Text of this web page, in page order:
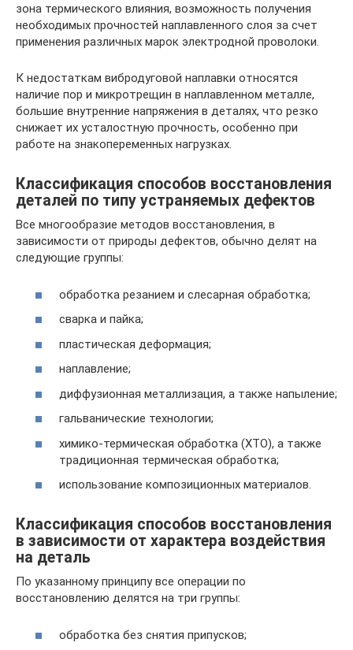
зона термического влияния, возможность получения
необходимых прочностей наплавленного слоя за счет
применения различных марок электродной проволоки.
К недостаткам вибродуговой наплавки относятся
наличие пор и микротрещин в наплавленном металле,
большие внутренние напряжения в деталях, что резко
снижает их усталостную прочность, особенно при
работе на знакопеременных нагрузках.
Классификация способов восстановления
деталей по типу устраняемых дефектов
Все многообразие методов восстановления, в
зависимости от природы дефектов, обычно делят на
следующие группы:
обработка резанием и слесарная обработка;
сварка и пайка;
пластическая деформация;
наплавление;
диффузионная металлизация, а также напыление;
гальванические технологии;
химико-термическая обработка (ХТО), а также
традиционная термическая обработка;
использование композиционных материалов.
Классификация способов восстановления
в зависимости от характера воздействия
на деталь
По указанному принципу все операции по
восстановлению делятся на три группы:
обработка без снятия припусков;